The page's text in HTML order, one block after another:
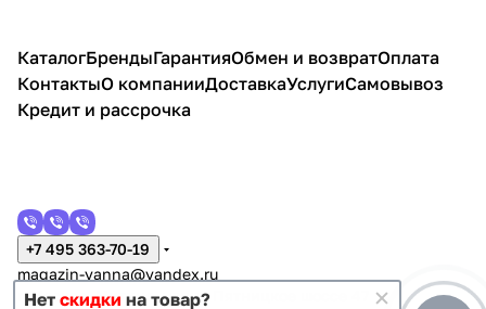
КаталогБрендыГарантияОбмен и возвратОплата
КонтактыО компанииДоставкаУслугиСамовывоз
Кредит и рассрочка
+7 495 363-70-19
magazin-vanna@yandex.ru
г. Москва, Митино, улица Пятницкое шоссе 47
Нет скидки на товар?